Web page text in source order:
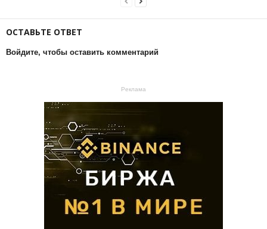
ОСТАВЬТЕ ОТВЕТ
Войдите, чтобы оставить комментарий
Реклама